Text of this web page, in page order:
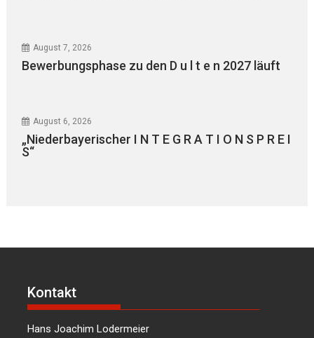
August 7, 2026
Bewerbungsphase zu den D u l t e n 2027 läuft
August 6, 2026
„Niederbayerischer I N T E G R A T I O N S P R E I
S“
Kontakt
Hans Joachim Lodermeier